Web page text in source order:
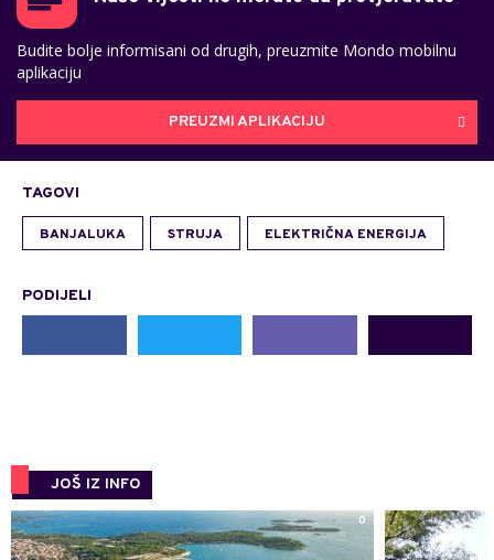
Budite bolje informisani od drugih, preuzmite Mondo mobilnu
aplikaciju
PREUZMI APLIKACIJU
TAGOVI
BANJALUKA STRUJA ELEKTRIČNA ENERGIJA
PODIJELI
JOŠ IZ INFO
0